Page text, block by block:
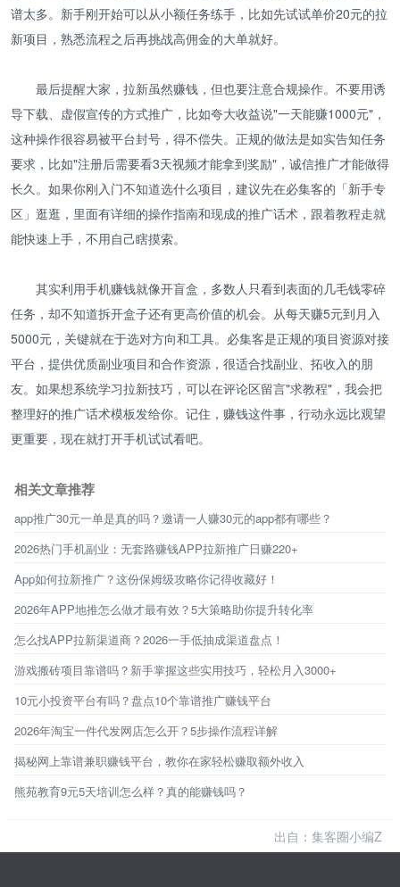
谱太多。新手刚开始可以从小额任务练手，比如先试试单价20元的拉
新项目，熟悉流程之后再挑战高佣金的大单就好。
最后提醒大家，拉新虽然赚钱，但也要注意合规操作。不要用诱
导下载、虚假宣传的方式推广，比如夸大收益说"一天能赚1000元"，
这种操作很容易被平台封号，得不偿失。正规的做法是如实告知任务
要求，比如"注册后需要看3天视频才能拿到奖励"，诚信推广才能做得
长久。如果你刚入门不知道选什么项目，建议先在必集客的「新手专
区」逛逛，里面有详细的操作指南和现成的推广话术，跟着教程走就
能快速上手，不用自己瞎摸索。
其实利用手机赚钱就像开盲盒，多数人只看到表面的几毛钱零碎
任务，却不知道拆开盒子还有更高价值的机会。从每天赚5元到月入
5000元，关键就在于选对方向和工具。必集客是正规的项目资源对接
平台，提供优质副业项目和合作资源，很适合找副业、拓收入的朋
友。如果想系统学习拉新技巧，可以在评论区留言"求教程"，我会把
整理好的推广话术模板发给你。记住，赚钱这件事，行动永远比观望
更重要，现在就打开手机试试看吧。
相关文章推荐
app推广30元一单是真的吗？邀请一人赚30元的app都有哪些？
2026热门手机副业：无套路赚钱APP拉新推广日赚220+
App如何拉新推广？这份保姆级攻略你记得收藏好！
2026年APP地推怎么做才最有效？5大策略助你提升转化率
怎么找APP拉新渠道商？2026一手低抽成渠道盘点！
游戏搬砖项目靠谱吗？新手掌握这些实用技巧，轻松月入3000+
10元小投资平台有吗？盘点10个靠谱推广赚钱平台
2026年淘宝一件代发网店怎么开？5步操作流程详解
揭秘网上靠谱兼职赚钱平台，教你在家轻松赚取额外收入
熊苑教育9元5天培训怎么样？真的能赚钱吗？
出自：集客圈小编Z